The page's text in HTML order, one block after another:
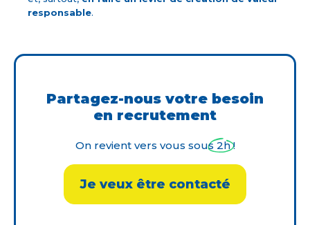
responsable.
Partagez-nous votre besoin
en recrutement
On revient vers vous sous 2h !
Je veux être contacté